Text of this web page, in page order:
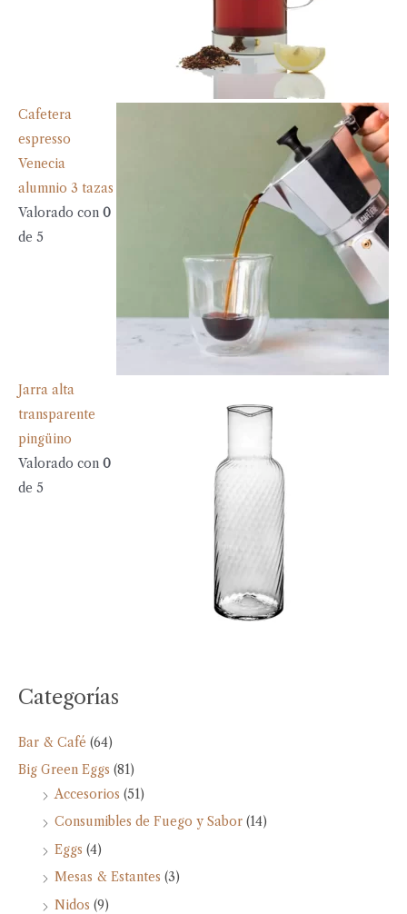
Cafetera
espresso
Venecia
alumnio 3 tazas
Valorado con 0
de 5
Jarra alta
transparente
pingüino
Valorado con 0
de 5
Categorías
Bar & Café (64)
Big Green Eggs (81)
Accesorios (51)
Consumibles de Fuego y Sabor (14)
Eggs (4)
Mesas & Estantes (3)
Nidos (9)